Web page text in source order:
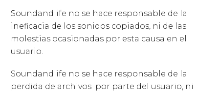
Soundandlife no se hace responsable de la
ineficacia de los sonidos copiados, ni de las
molestias ocasionadas por esta causa en el
usuario.
Soundandlife no se hace responsable de la
perdida de archivos por parte del usuario, ni